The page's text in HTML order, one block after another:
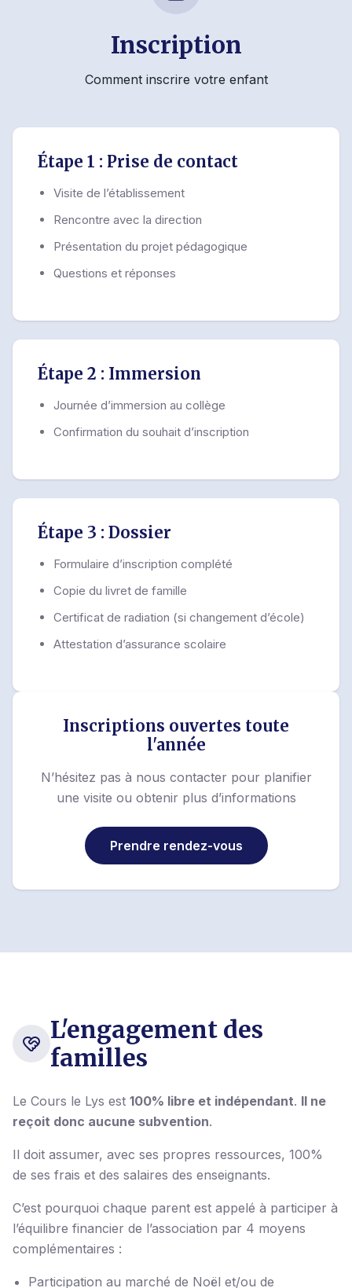
Inscription
Comment inscrire votre enfant
Étape 1 : Prise de contact
Visite de l’établissement
Rencontre avec la direction
Présentation du projet pédagogique
Questions et réponses
Étape 2 : Immersion
Journée d’immersion au collège
Confirmation du souhait d’inscription
Étape 3 : Dossier
Formulaire d’inscription complété
Copie du livret de famille
Certificat de radiation (si changement d’école)
Attestation d’assurance scolaire
Inscriptions ouvertes toute
l'année
N’hésitez pas à nous contacter pour planifier
une visite ou obtenir plus d’informations
Prendre rendez-vous
L'engagement des
familles
Le Cours le Lys est 100% libre et indépendant. Il ne
reçoit donc aucune subvention.
Il doit assumer, avec ses propres ressources, 100%
de ses frais et des salaires des enseignants.
C’est pourquoi chaque parent est appelé à participer à
l’équilibre financier de l’association par 4 moyens
complémentaires :
Participation au marché de Noël et/ou de